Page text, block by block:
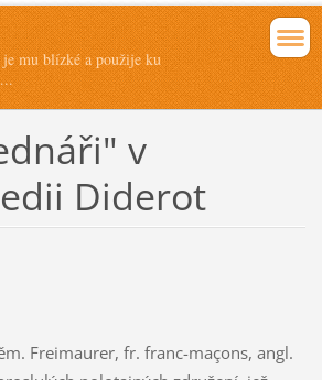
mu blízké a použije ku
v
Diderot
Freimaurer, fr. franc-maçons, angl.